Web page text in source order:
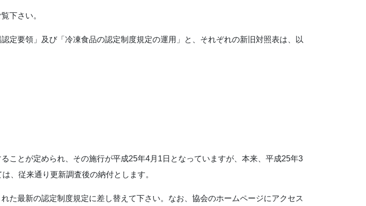
下さい。
定要領」及び「冷凍食品の認定制度規定の運用」と、それぞれの新旧対照表は、以
ことが定められ、その施行が平成25年4月1日となっていますが、本来、平成25年3
、従来通り更新調査後の納付とします。
た最新の認定制度規定に差し替えて下さい。なお、協会のホームページにアクセス